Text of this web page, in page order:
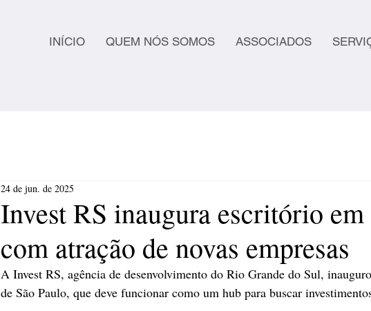
INÍCIO QUEM NÓS SOMOS ASSOCIADOS
Invest RS inaugura escritório em
com atração de novas empresas
24 de jun. de 2025
A Invest RS, agência de desenvolvimento do Rio Grande do Sul,
de São Paulo, que deve funcionar como um hub para buscar